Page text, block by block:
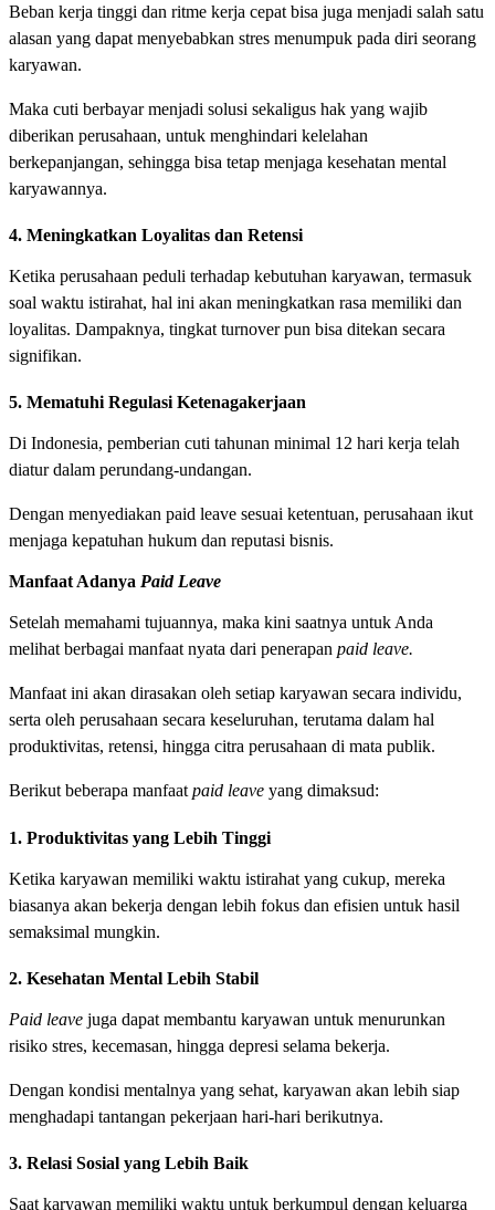
Beban kerja tinggi dan ritme kerja cepat bisa juga menjadi salah satu
alasan yang dapat menyebabkan stres menumpuk pada diri seorang
karyawan.
Maka cuti berbayar menjadi solusi sekaligus hak yang wajib
diberikan perusahaan, untuk menghindari kelelahan
berkepanjangan, sehingga bisa tetap menjaga kesehatan mental
karyawannya.
4. Meningkatkan Loyalitas dan Retensi
Ketika perusahaan peduli terhadap kebutuhan karyawan, termasuk
soal waktu istirahat, hal ini akan meningkatkan rasa memiliki dan
loyalitas. Dampaknya, tingkat turnover pun bisa ditekan secara
signifikan.
5. Mematuhi Regulasi Ketenagakerjaan
Di Indonesia, pemberian cuti tahunan minimal 12 hari kerja telah
diatur dalam perundang-undangan.
Dengan menyediakan paid leave sesuai ketentuan, perusahaan ikut
menjaga kepatuhan hukum dan reputasi bisnis.
Manfaat Adanya Paid Leave
Setelah memahami tujuannya, maka kini saatnya untuk Anda
melihat berbagai manfaat nyata dari penerapan paid leave.
Manfaat ini akan dirasakan oleh setiap karyawan secara individu,
serta oleh perusahaan secara keseluruhan, terutama dalam hal
produktivitas, retensi, hingga citra perusahaan di mata publik.
Berikut beberapa manfaatpaid leave yang dimaksud:
1. Produktivitas yang Lebih Tinggi
Ketika karyawan memiliki waktu istirahat yang cukup, mereka
biasanya akan bekerja dengan lebih fokus dan efisien untuk hasil
semaksimal mungkin.
2. Kesehatan Mental Lebih Stabil
Paid leave juga dapat membantu karyawan untuk menurunkan
risiko stres, kecemasan, hingga depresi selama bekerja.
Dengan kondisi mentalnya yang sehat, karyawan akan lebih siap
menghadapi tantangan pekerjaan hari-hari berikutnya.
3. Relasi Sosial yang Lebih Baik
Saat karyawan memiliki waktu untuk berkumpul dengan keluarga